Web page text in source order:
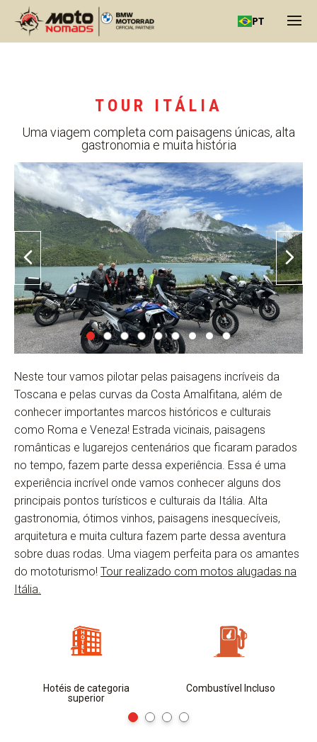
PT
TOUR ITÁLIA
Uma viagem completa com paisagens únicas, alta
gastronomia e muita história
Neste tour vamos pilotar pelas paisagens incríveis da
Toscana e pelas curvas da Costa Amalfitana, além de
conhecer importantes marcos históricos e culturais
como Roma e Veneza! Estrada vicinais, paisagens
românticas e lugarejos centenários que ficaram parados
no tempo, fazem parte dessa experiência. Essa é uma
experiência incrível onde vamos conhecer alguns dos
principais pontos turísticos e culturais da Itália. Alta
gastronomia, ótimos vinhos, paisagens inesquecíveis,
arquitetura e muita cultura fazem parte dessa aventura
sobre duas rodas. Uma viagem perfeita para os amantes
do mototurismo! Tour realizado com motos alugadas na
Itália.
Hotéis de categoria
superior
Combustível Incluso